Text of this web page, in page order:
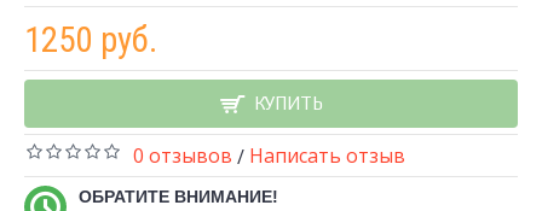
1250 руб.
КУПИТЬ
0 отзывов / Написать отзыв
ОБРАТИТЕ ВНИМАНИЕ!